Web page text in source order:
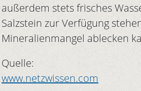
außerdem stets frisches
Salzstein zur Verfügung
Mineralienmangel ablecken
Quelle:
www.netzwissen.com